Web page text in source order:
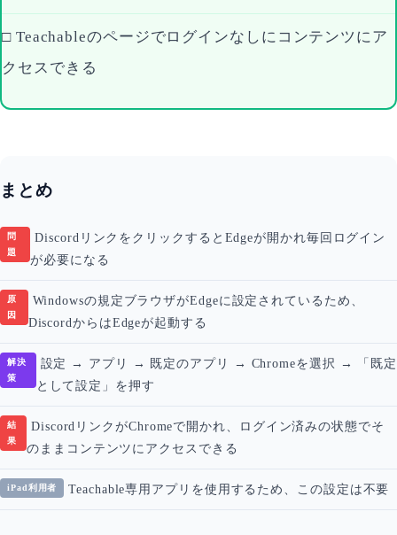
□ Teachableのページでログインなしにコンテンツにア
クセスできる
まとめ
問
題
DiscordリンクをクリックするとEdgeが開かれ毎回ログイン
が必要になる
原
因
Windowsの規定ブラウザがEdgeに設定されているため、
DiscordからはEdgeが起動する
解決
策
設定 → アプリ → 既定のアプリ → Chromeを選択 → 「既定
として設定」を押す
結
果
DiscordリンクがChromeで開かれ、ログイン済みの状態でそ
のままコンテンツにアクセスできる
iPad利用者 Teachable専用アプリを使用するため、この設定は不要